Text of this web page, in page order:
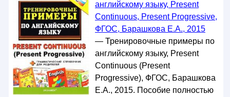
английскому языку, Present
Continuous, Present Progressive,
ФГОС, Барашкова E.А., 2015
— Тренировочные примеры по
английскому языку, Present
Continuous (Present
Progressive), ФГОС, Барашкова
E.А., 2015. Пособие полностью